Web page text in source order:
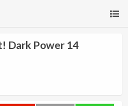
Dark Power 14